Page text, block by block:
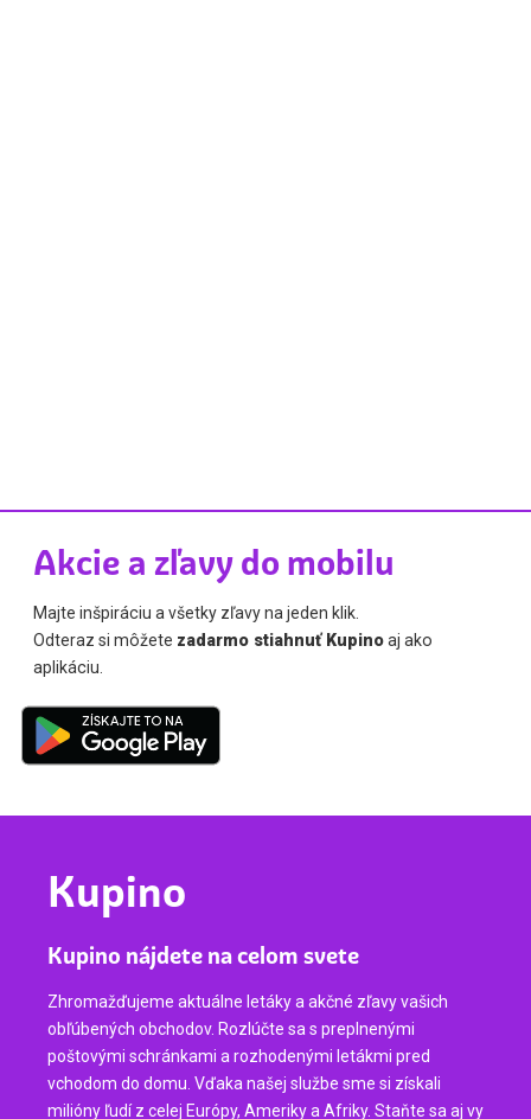
Akcie a zľavy do mobilu
Majte inšpiráciu a všetky zľavy na jeden klik.
Odteraz si môžete zadarmo stiahnuť Kupinoaj ako
aplikáciu.
Kupino
Kupino nájdete na celom svete
Zhromažďujeme aktuálne letáky a akčné zľavy vašich
obľúbených obchodov. Rozlúčte sa s preplnenými
poštovými schránkami a rozhodenými letákmi pred
vchodom do domu. Vďaka našej službe sme si získali
milióny ľudí z celej Európy, Ameriky a Afriky. Staňte sa aj vy